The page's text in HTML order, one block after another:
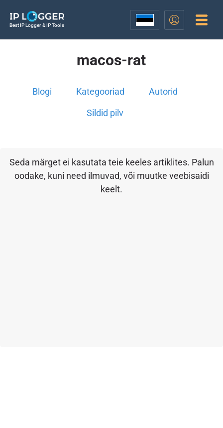
Best IP Logger & IP Tools
macos-rat
Blogi Kategooriad Autorid
Sildid pilv